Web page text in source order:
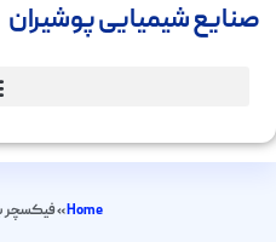
صنایع شیمیایی پوشیران
Home
»فیکسچر